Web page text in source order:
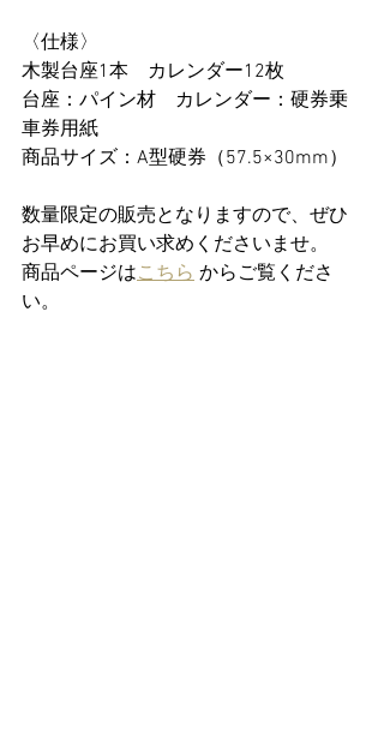
〈仕様〉
木製台座1本　カレンダー12枚
台座：パイン材　カレンダー：硬券乗
車券用紙
商品サイズ：A型硬券（57.5×30mm）
数量限定の販売となりますので、ぜひ
お早めにお買い求めくださいませ。
商品ページはこちら からご覧くださ
い。